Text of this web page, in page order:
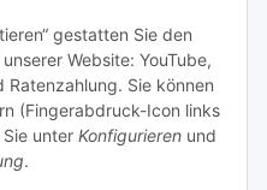
gestatten Sie den
Website: YouTube,
Ratenzahlung. Sie können
(Fingerabdruck-Icon links
unter Konfigurieren und
.